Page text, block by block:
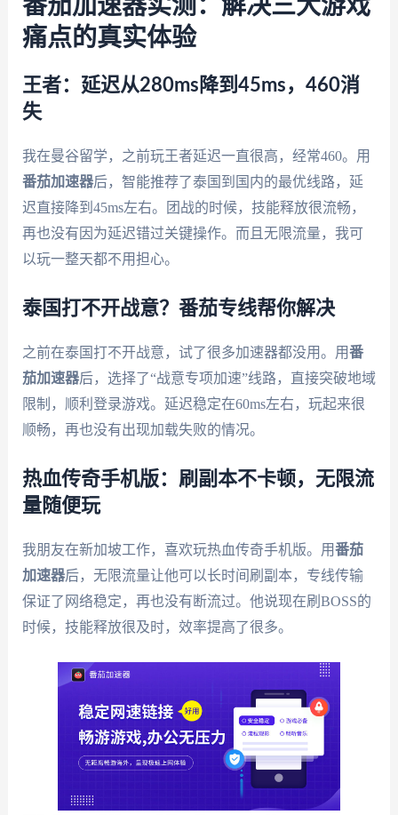
番茄加速器实测：解决三大游戏
痛点的真实体验
王者：延迟从280ms降到45ms，460消
失
我在曼谷留学，之前玩王者延迟一直很高，经常460。用
番茄加速器后，智能推荐了泰国到国内的最优线路，延
迟直接降到45ms左右。团战的时候，技能释放很流畅，
再也没有因为延迟错过关键操作。而且无限流量，我可
以玩一整天都不用担心。
泰国打不开战意？番茄专线帮你解决
之前在泰国打不开战意，试了很多加速器都没用。用番
茄加速器后，选择了“战意专项加速”线路，直接突破地域
限制，顺利登录游戏。延迟稳定在60ms左右，玩起来很
顺畅，再也没有出现加载失败的情况。
热血传奇手机版：刷副本不卡顿，无限流
量随便玩
我朋友在新加坡工作，喜欢玩热血传奇手机版。用番茄
加速器后，无限流量让他可以长时间刷副本，专线传输
保证了网络稳定，再也没有断流过。他说现在刷BOSS的
时候，技能释放很及时，效率提高了很多。